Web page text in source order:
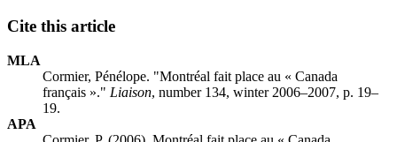
Cite this article
MLA
Cormier, Pénélope. "Montréal fait place au « Canada
français »." Liaison, number 134, winter 2006–2007, p. 19–
19.
APA